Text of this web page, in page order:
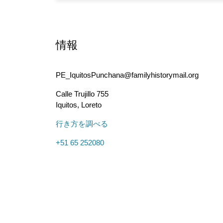
情報
PE_IquitosPunchana@familyhistorymail.org
Calle Trujillo 755
Iquitos, Loreto
行き方を調べる
+51 65 252080